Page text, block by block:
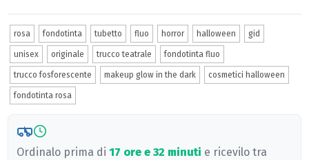
rosa fondotinta tubetto fluo horror halloween gid
unisex originale trucco teatrale fondotinta fluo
trucco fosforescente makeup glow in the dark cosmetici halloween
fondotinta rosa
Ordinalo prima di17 ore e 32 minuti e ricevilo tra